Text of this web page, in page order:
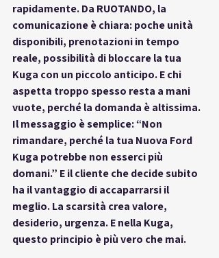
rapidamente. Da RUOTANDO, la
comunicazione è chiara: poche unità
disponibili, prenotazioni in tempo
reale, possibilità di bloccare la tua
Kuga con un piccolo anticipo. E chi
aspetta troppo spesso resta a mani
vuote, perché la domanda è altissima.
Il messaggio è semplice: “Non
rimandare, perché la tua Nuova Ford
Kuga potrebbe non esserci più
domani.” E il cliente che decide subito
ha il vantaggio di accaparrarsi il
meglio. La scarsità crea valore,
desiderio, urgenza. E nella Kuga,
questo principio è più vero che mai.